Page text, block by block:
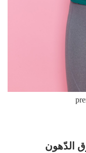
الدّهون